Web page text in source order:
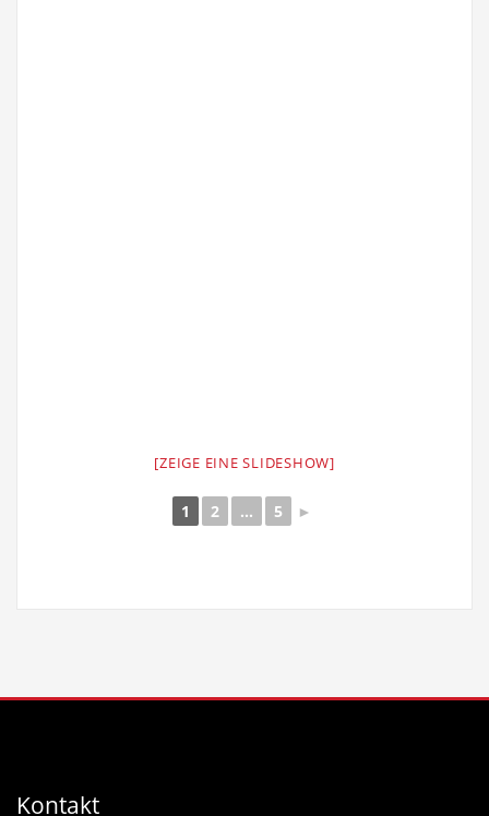
[ZEIGE EINE SLIDESHOW]
1 2 ... 5 ►
Kontakt